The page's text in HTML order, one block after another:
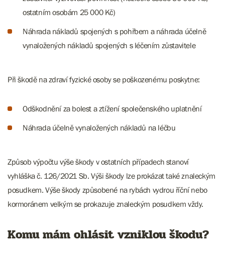
ostatním osobám 25 000 Kč)
Náhrada nákladů spojených s pohřbem a náhrada účelně
vynaložených nákladů spojených s léčením zůstavitele
Při škodě na zdraví fyzické osoby se poškozenému poskytne:
Odškodnění za bolest a ztížení společenského uplatnění
Náhrada účelně vynaložených nákladů na léčbu
Způsob výpočtu výše škody v ostatních případech stanoví
vyhláška č. 126/2021 Sb. Výši škody lze prokázat také znaleckým
posudkem. Výše škody způsobené na rybách vydrou říční nebo
kormoránem velkým se prokazuje znaleckým posudkem vždy.
Komu mám ohlásit vzniklou škodu?